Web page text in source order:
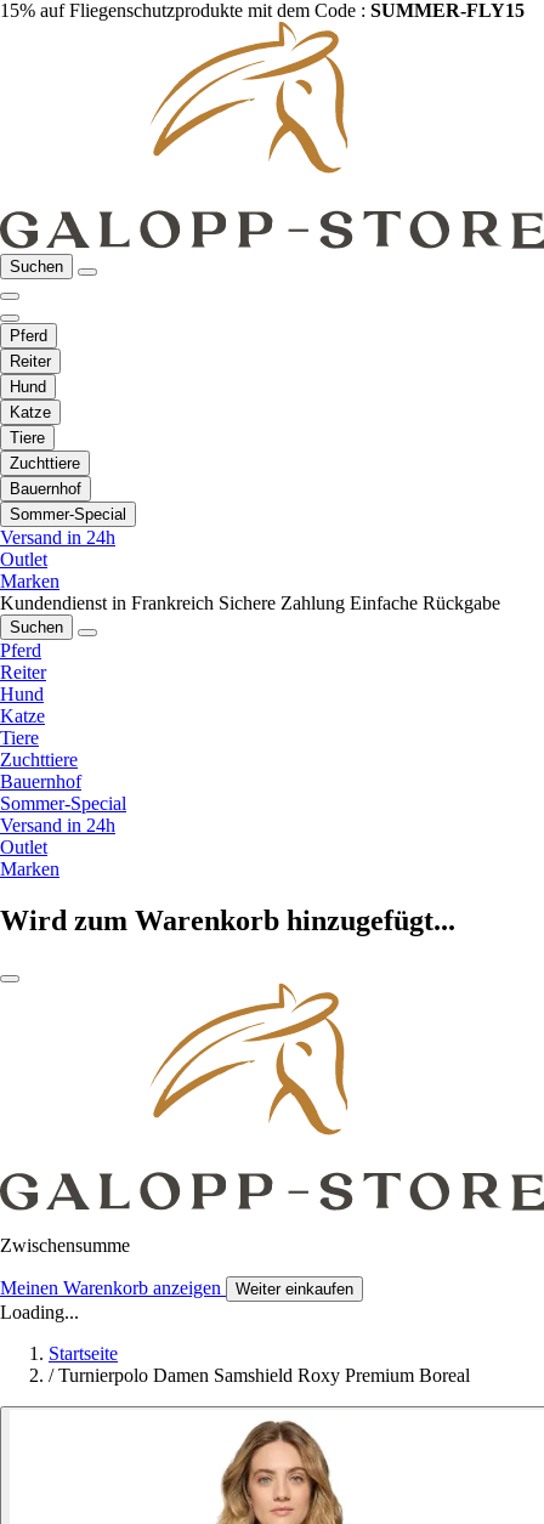
15% auf Fliegenschutzprodukte mit dem Code : SUMMER-FLY15
Suchen
Pferd
Reiter
Hund
Katze
Tiere
Zuchttiere
Bauernhof
Sommer-Special
Versand in 24h
Outlet
Marken
Kundendienst in Frankreich Sichere Zahlung Einfache Rückgabe
Suchen
Pferd
Reiter
Hund
Katze
Tiere
Zuchttiere
Bauernhof
Sommer-Special
Versand in 24h
Outlet
Marken
Wird zum Warenkorb hinzugefügt...
Zwischensumme
Meinen Warenkorb anzeigen Weiter einkaufen
Loading...
Startseite
/ Turnierpolo Damen Samshield Roxy Premium Boreal